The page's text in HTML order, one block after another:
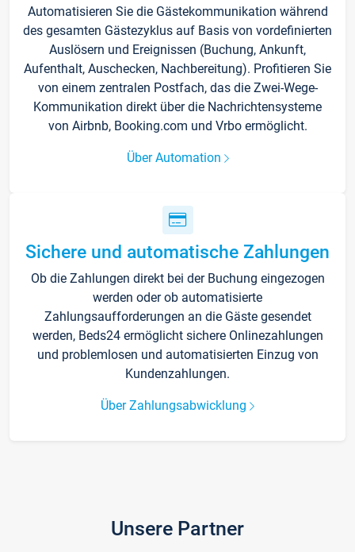
Automatisieren Sie die Gästekommunikation während
des gesamten Gästezyklus auf Basis von vordefinierten
Auslösern und Ereignissen (Buchung, Ankunft,
Aufenthalt, Auschecken, Nachbereitung). Profitieren Sie
von einem zentralen Postfach, das die Zwei-Wege-
Kommunikation direkt über die Nachrichtensysteme
von Airbnb, Booking.com und Vrbo ermöglicht.
Über Automation
Sichere und automatische Zahlungen
Ob die Zahlungen direkt bei der Buchung eingezogen
werden oder ob automatisierte
Zahlungsaufforderungen an die Gäste gesendet
werden, Beds24 ermöglicht sichere Onlinezahlungen
und problemlosen und automatisierten Einzug von
Kundenzahlungen.
Über Zahlungsabwicklung
Unsere Partner